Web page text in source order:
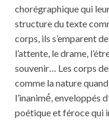
chorégraphique qui
structure du texte
corps, ils s’emparent
l’attente, le drame,
souvenir… Les corps
comme la nature
l’inanimé́, enveloppés
poétique et féroce qui